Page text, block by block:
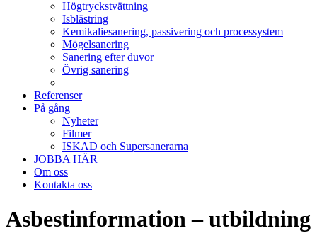
Högtryckstvättning
Isblästring
Kemikaliesanering, passivering och processystem
Mögelsanering
Sanering efter duvor
Övrig sanering
Referenser
På gång
Nyheter
Filmer
ISKAD och Supersanerarna
JOBBA HÄR
Om oss
Kontakta oss
Asbestinformation – utbildning